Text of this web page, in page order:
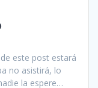
este post estará
no asistirá, lo
la espere…